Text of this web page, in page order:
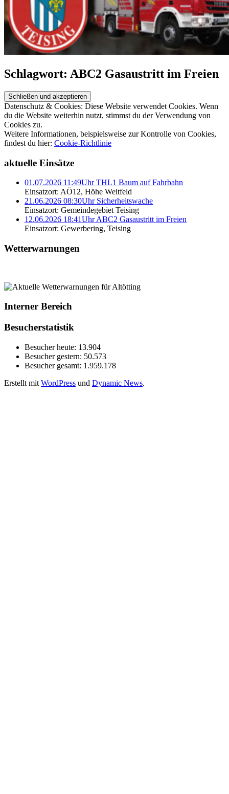
Schlagwort: ABC2 Gasaustritt im Freien
Datenschutz & Cookies: Diese Website verwendet Cookies. Wenn
du die Website weiterhin nutzt, stimmst du der Verwendung von
Cookies zu.
Weitere Informationen, beispielsweise zur Kontrolle von Cookies,
findest du hier: Cookie-Richtlinie
aktuelle Einsätze
01.07.2026 11:49Uhr THL1 Baum auf Fahrbahn
Einsatzort: AÖ12, Höhe Weitfeld
21.06.2026 08:30Uhr Sicherheitswache
Einsatzort: Gemeindegebiet Teising
12.06.2026 18:41Uhr ABC2 Gasaustritt im Freien
Einsatzort: Gewerbering, Teising
Wetterwarnungen
Interner Bereich
Besucherstatistik
Besucher heute: 13.904
Besucher gestern: 50.573
Besucher gesamt: 1.959.178
Erstellt mit WordPress und Dynamic News.